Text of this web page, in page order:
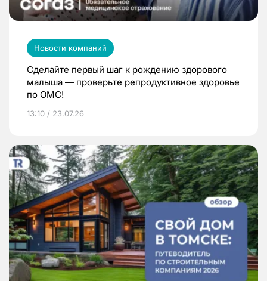
Новости компаний
Сделайте первый шаг к рождению здорового
малыша — проверьте репродуктивное здоровье
по ОМС!
13:10 / 23.07.26